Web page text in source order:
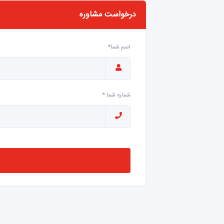
درخواست مشاوره
اسم شما*
شماره شما *